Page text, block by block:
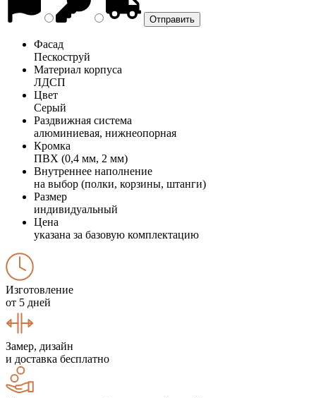
Фасад
Пескоструй
Материал корпуса
ЛДСП
Цвет
Серый
Раздвижная система
алюминиевая, нижнеопорная
Кромка
ПВХ (0,4 мм, 2 мм)
Внутреннее наполнение
на выбор (полки, корзины, штанги)
Размер
индивидуальный
Цена
указана за базовую комплектацию
Изготовление
от 5 дней
Замер, дизайн
и доставка бесплатно